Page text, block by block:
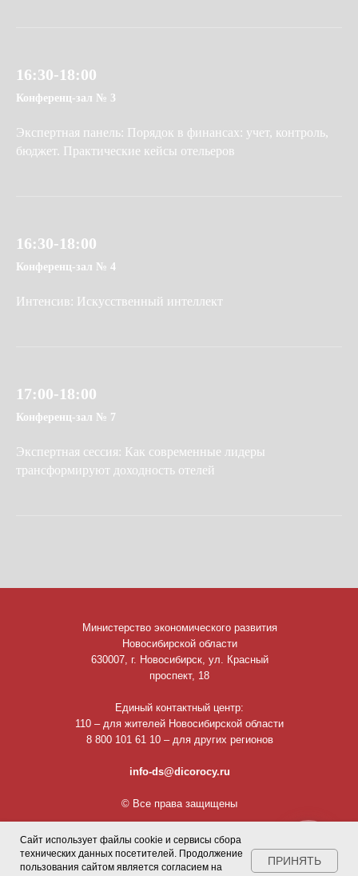
Сайт использует файлы cookie и сервисы сбора
технических данных посетителей. Продолжение
пользования сайтом является согласием на
ПРИНЯТЬ
16:30-18:00
Конференц-зал № 3
Экспертная панель: Порядок в финансах: учет, контроль,
бюджет. Практические кейсы отельеров
16:30-18:00
Конференц-зал № 4
Интенсив: Искусственный интеллект
17:00-18:00
Конференц-зал № 7
Экспертная сессия: Как современные лидеры
трансформируют доходность отелей
Министерство экономического развития
Новосибирской области
630007, г. Новосибирск, ул. Красный
проспект, 18
Единый контактный центр:
110 – для жителей Новосибирской области
8 800 101 61 10 – для других регионов
info-ds@dicorocy.ru
© Все права защищены